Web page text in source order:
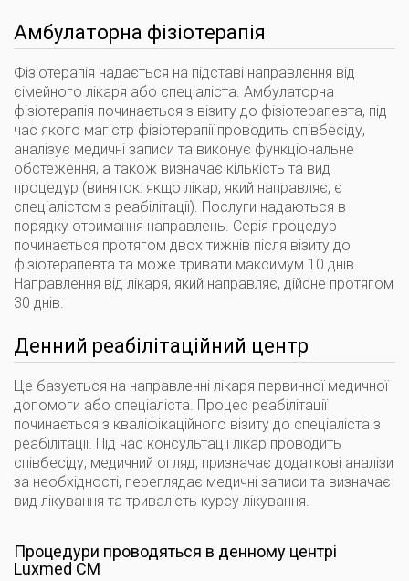
Амбулаторна фізіотерапія
Фізіотерапія надається на підставі направлення від
сімейного лікаря або спеціаліста. Амбулаторна
фізіотерапія починається з візиту до фізіотерапевта, під
час якого магістр фізіотерапії проводить співбесіду,
аналізує медичні записи та виконує функціональне
обстеження, а також визначає кількість та вид
процедур (виняток: якщо лікар, який направляє, є
спеціалістом з реабілітації). Послуги надаються в
порядку отримання направлень. Серія процедур
починається протягом двох тижнів після візиту до
фізіотерапевта та може тривати максимум 10 днів.
Направлення від лікаря, який направляє, дійсне протягом
30 днів.
Денний реабілітаційний центр
Це базується на направленні лікаря первинної медичної
допомоги або спеціаліста. Процес реабілітації
починається з кваліфікаційного візиту до спеціаліста з
реабілітації. Під час консультації лікар проводить
співбесіду, медичний огляд, призначає додаткові аналізи
за необхідності, переглядає медичні записи та визначає
вид лікування та тривалість курсу лікування.
Процедури проводяться в денному центрі
Luxmed CM